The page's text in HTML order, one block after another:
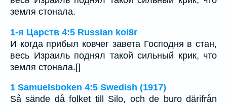
земля стонала.
1-я Царств 4:5 Russian koi8r
И когда прибыл ковчег завета Господня в стан,
весь Израиль поднял такой сильный крик, что
земля стонала.[]
1 Samuelsboken 4:5 Swedish (1917)
Så sände då folket till Silo, och de buro därifrån